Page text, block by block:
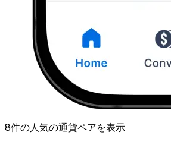
8件の人気の通貨ペアを表示